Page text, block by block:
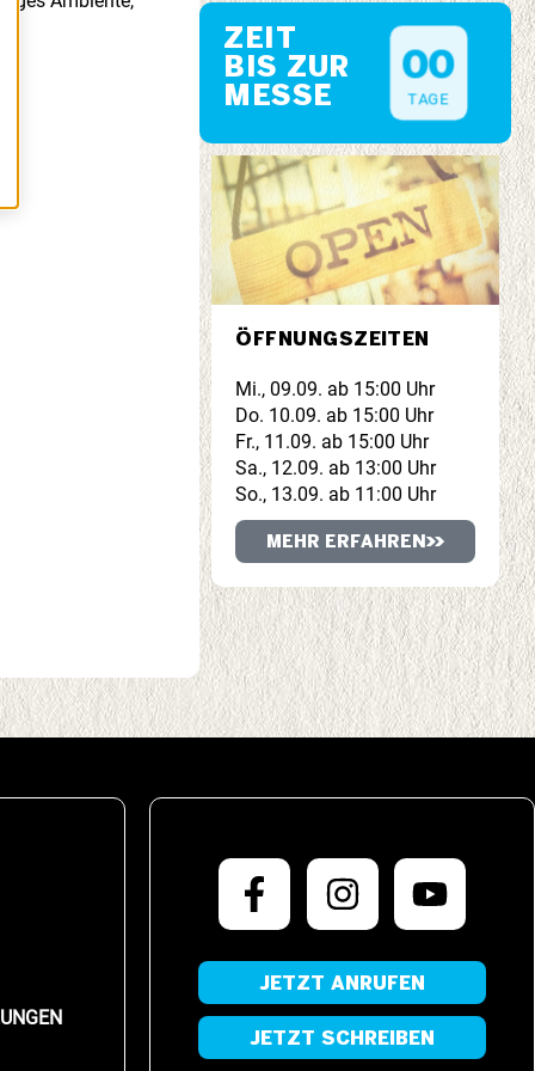
ZEIT
BIS ZUR
MESSE
00
TAGE
ÖFFNUNGSZEITEN
Mi., 09.09. ab 15:00 Uhr
Do. 10.09. ab 15:00 Uhr
Fr., 11.09. ab 15:00 Uhr
Sa., 12.09. ab 13:00 Uhr
So., 13.09. ab 11:00 Uhr
MEHR ERFAHREN
JETZT ANRUFEN
JETZT SCHREIBEN